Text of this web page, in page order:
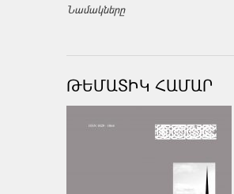
Նամակները
ԹԵՄԱՏԻԿ ՀԱՄԱՐ